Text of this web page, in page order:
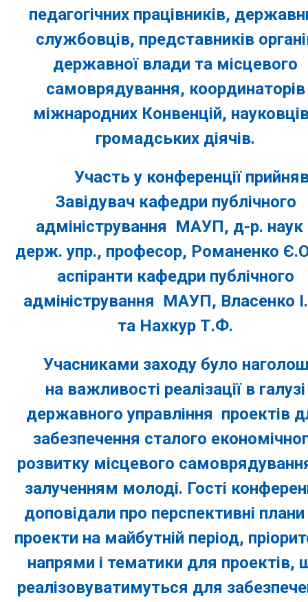
педагогічних працівників,
службовців, представників
державної влади та місцевого
самоврядування, координаторів
міжнародних Конвенцій, науковців
громадських діячів.
Участь у конференції
Завідувач кафедри публічного
адміністрування МАУП, д-р. наук
держ. упр., професор, Романенко
аспіранти кафедри публічного
адміністрування МАУП, Власенко
та Нахкур Т.Ф.
Учасниками заходу було
на важливості реалізації в галузі
державного управління проектів
забезпечення сталого
розвитку місцевого
залученням молоді. Гості
доповідали про перспективні
проекти на майбутній період,
напрями і тематики для проектів,
реалізовуватимуться для